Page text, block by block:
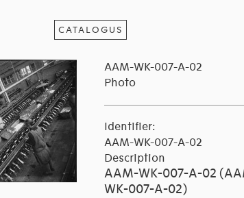
CATALOGUS
AAM-WK-007-A-02
Photo
Identifier:
AAM-WK-007-A-02
Description
AAM-WK-007-A-02
WK-007-A-02)